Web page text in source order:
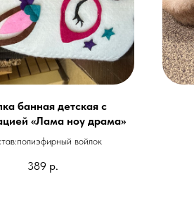
банная детская с
«Лама ноу драма»
войлок
389 р.